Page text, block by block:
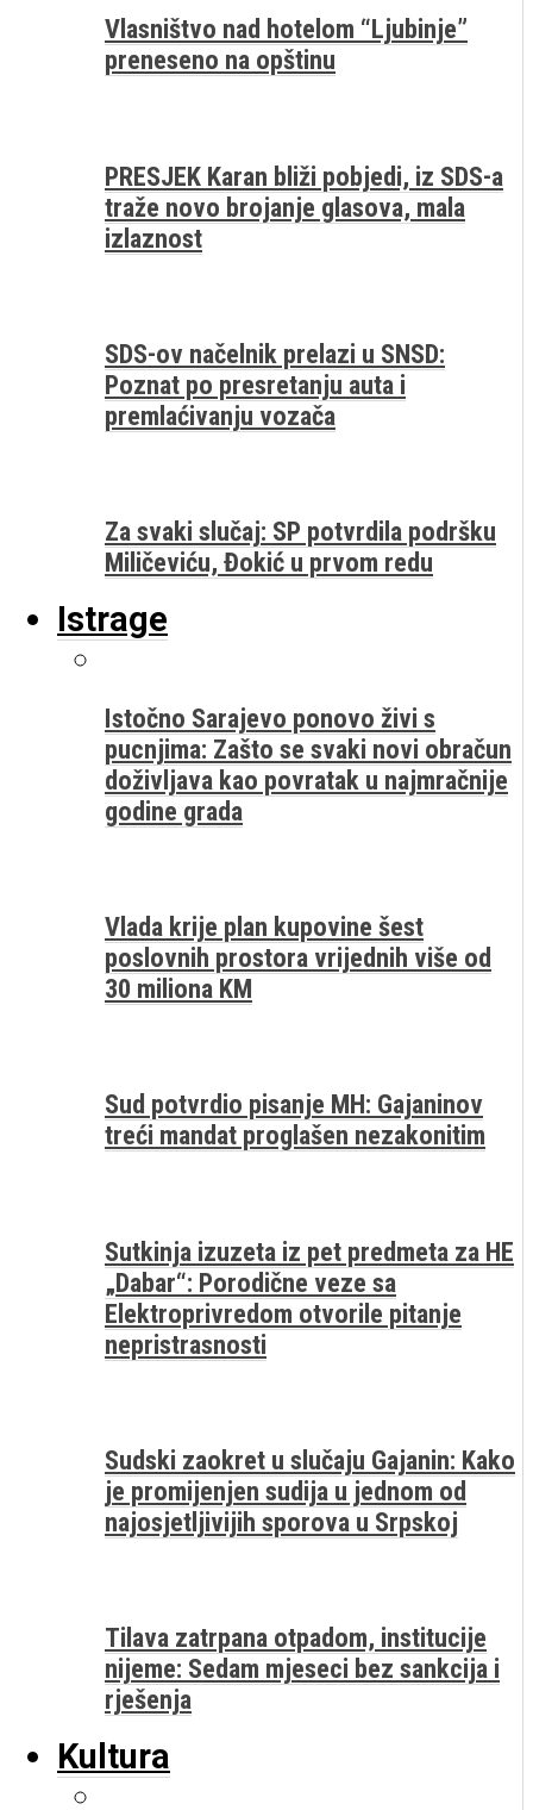
Vlasništvo nad hotelom “Ljubinje”
preneseno na opštinu
PRESJEK Karan bliži pobjedi, iz SDS-a
traže novo brojanje glasova, mala
izlaznost
SDS-ov načelnik prelazi u SNSD:
Poznat po presretanju auta i
premlaćivanju vozača
Za svaki slučaj: SP potvrdila podršku
Miličeviću, Đokić u prvom redu
Istrage
Istočno Sarajevo ponovo živi s
pucnjima: Zašto se svaki novi obračun
doživljava kao povratak u najmračnije
godine grada
Vlada krije plan kupovine šest
poslovnih prostora vrijednih više od
30 miliona KM
Sud potvrdio pisanje MH: Gajaninov
treći mandat proglašen nezakonitim
Sutkinja izuzeta iz pet predmeta za HE
„Dabar“: Porodične veze sa
Elektroprivredom otvorile pitanje
nepristrasnosti
Sudski zaokret u slučaju Gajanin: Kako
je promijenjen sudija u jednom od
najosjetljivijih sporova u Srpskoj
Tilava zatrpana otpadom, institucije
nijeme: Sedam mjeseci bez sankcija i
rješenja
Kultura